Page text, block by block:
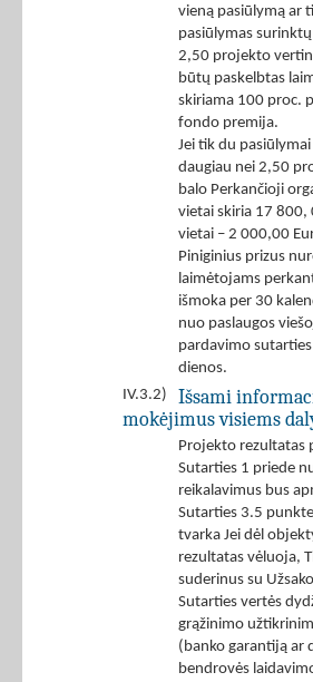
vieną pasiūlymą ar
pasiūlymas
2,50 projekto
būtų paskelbtas
skiriama 100 proc.
fondo premija.
Jei tik du
daugiau nei 2,50
balo Perkančioji
vietai skiria 17 800,
vietai – 2 000,00
Piniginius prizus
laimėtojams
išmoka per 30
nuo paslaugos
pardavimo
dienos.
IV.3.2)
Išsami
mokėjimus visiems
Projekto rezultatas
Sutarties 1 priede
reikalavimus bus
Sutarties 3.5
tvarka Jei dėl
rezultatas vėluoja,
suderinus su
Sutarties vertės
grąžinimo
(banko garantiją ar
bendrovės